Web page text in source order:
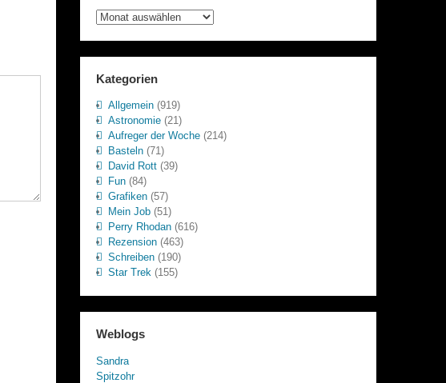
Archiv
Kategorien
Allgemein(919)
Astronomie(21)
Aufreger der Woche(214)
Basteln(71)
David Rott(39)
Fun(84)
Grafiken(57)
Mein Job(51)
Perry Rhodan(616)
Rezension(463)
Schreiben(190)
Star Trek(155)
Weblogs
Sandra
Spitzohr